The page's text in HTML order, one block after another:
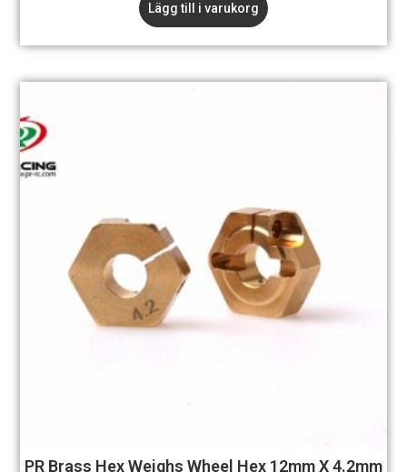
Lägg till i varukorg
PR Brass Hex Weighs Wheel Hex 12mm X 4.2mm